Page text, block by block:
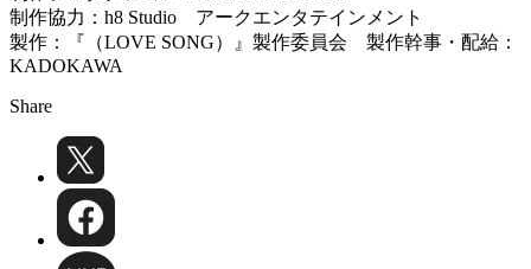
制作協力：h8 Studio アークエンタテインメント
製作：『（LOVE SONG）』製作委員会 製作幹事・配給：
KADOKAWA
Share